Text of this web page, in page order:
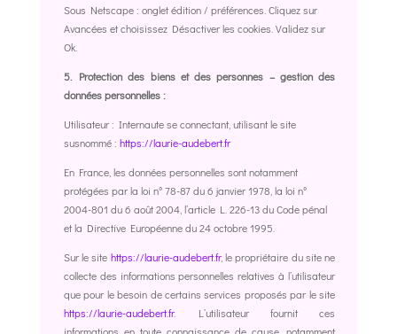
Sous Netscape : onglet édition / préférences. Cliquez sur
Avancées et choisissez Désactiver les cookies. Validez sur
Ok.
5. Protection des biens et des personnes – gestion des
données personnelles :
Utilisateur : Internaute se connectant, utilisant le site
susnommé : https://laurie-audebert.fr
En France, les données personnelles sont notamment
protégées par la loi n° 78-87 du 6 janvier 1978, la loi n°
2004-801 du 6 août 2004, l’article L. 226-13 du Code pénal
et la Directive Européenne du 24 octobre 1995.
Sur le site https://laurie-audebert.fr, le propriétaire du site ne
collecte des informations personnelles relatives à l’utilisateur
que pour le besoin de certains services proposés par le site
https://laurie-audebert.fr. L’utilisateur fournit ces